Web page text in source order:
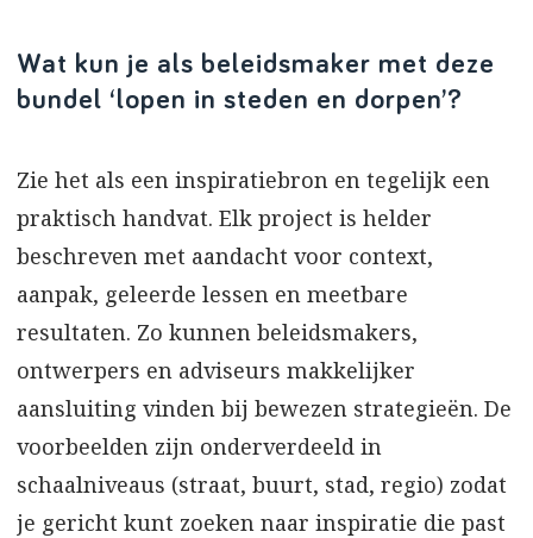
Wat kun je als beleidsmaker met deze
bundel ‘lopen in steden en dorpen’?
Zie het als een inspiratiebron en tegelijk een
praktisch handvat. Elk project is helder
beschreven met aandacht voor context,
aanpak, geleerde lessen en meetbare
resultaten. Zo kunnen beleidsmakers,
ontwerpers en adviseurs makkelijker
aansluiting vinden bij bewezen strategieën. De
voorbeelden zijn onderverdeeld in
schaalniveaus (straat, buurt, stad, regio) zodat
je gericht kunt zoeken naar inspiratie die past